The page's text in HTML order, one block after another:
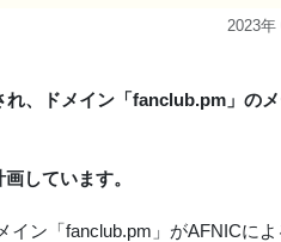
2023年
、ドメイン「fanclub.pm」の
しています。
ン「fanclub.pm」がAFNICによ